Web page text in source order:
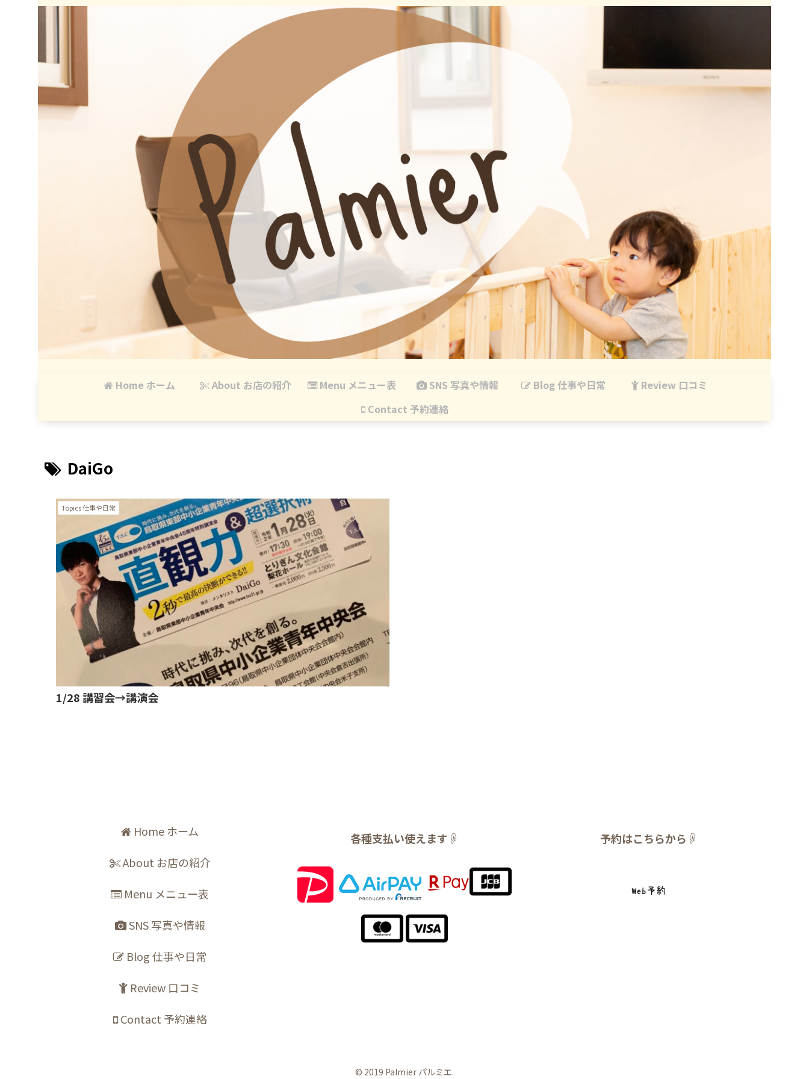
Home ホーム About お店の紹介 Menu メニュー表 SNS 写真や情報 Blog 仕事や日常
Review 口コミ
Contact 予約連絡
DaiGo
Topics 仕事や日常
1/28 講習会→講演会
Home ホーム
About お店の紹介
Menu メニュー表
SNS 写真や情報
Blog 仕事や日常
Review 口コミ
Contact 予約連絡
各種支払い使えます ☟ 予約はこちらから ☟
© 2019 Palmier パルミエ.